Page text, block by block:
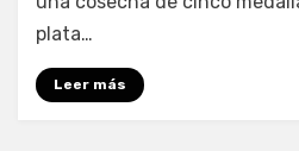
plata…
Leer más